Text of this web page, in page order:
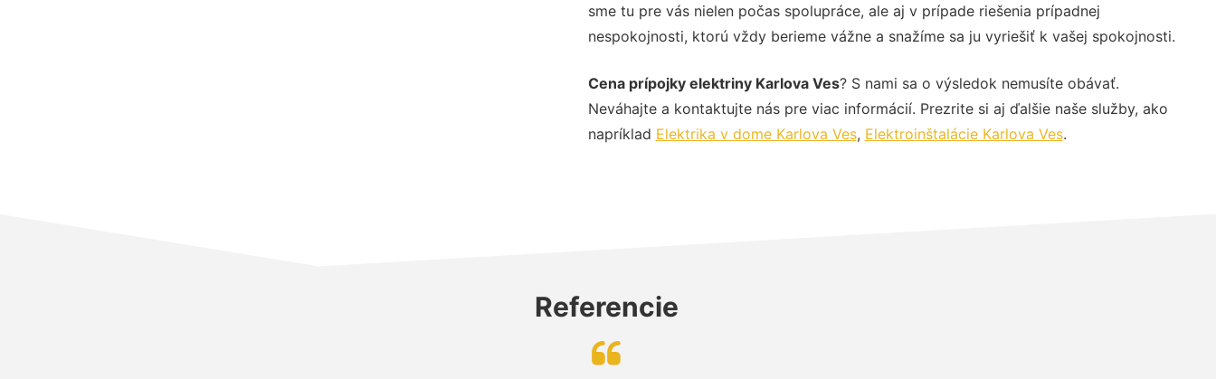
sme tu pre vás nielen počas spolupráce, ale aj v prípade riešenia prípadnej
nespokojnosti, ktorú vždy berieme vážne a snažíme sa ju vyriešiť k vašej spokojnosti.
Cena prípojky elektriny Karlova Ves? S nami sa o výsledok nemusíte obávať.
Neváhajte a kontaktujte nás pre viac informácií. Prezrite si aj ďalšie naše služby, ako
napríklad Elektrika v dome Karlova Ves, Elektroinštalácie Karlova Ves.
Referencie